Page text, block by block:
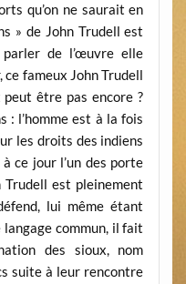
qu’on ne saurait en
» de John Trudell est
de l’œuvre elle
ce fameux John Trudell
être pas encore ?
: l’homme est à la fois
les droits des indiens
ce jour l’un des porte
est pleinement
lui même étant
commun, il fait
des sioux, nom
suite à leur rencontre